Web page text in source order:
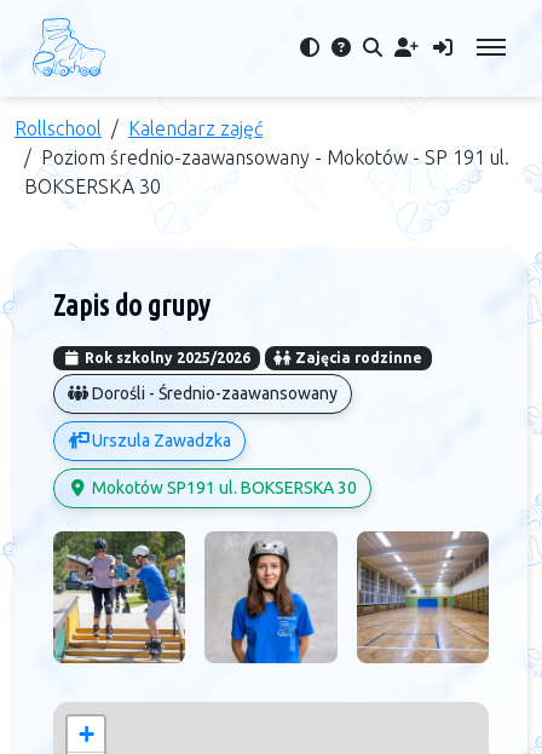
Rollschool
Kalendarz zajęć
Poziom średnio-zaawansowany - Mokotów - SP 191 ul.
BOKSERSKA 30
Zapis do grupy
Rok szkolny 2025/2026 Zajęcia rodzinne
Dorośli - Średnio-zaawansowany
Urszula Zawadzka
Mokotów SP191 ul. BOKSERSKA 30
+